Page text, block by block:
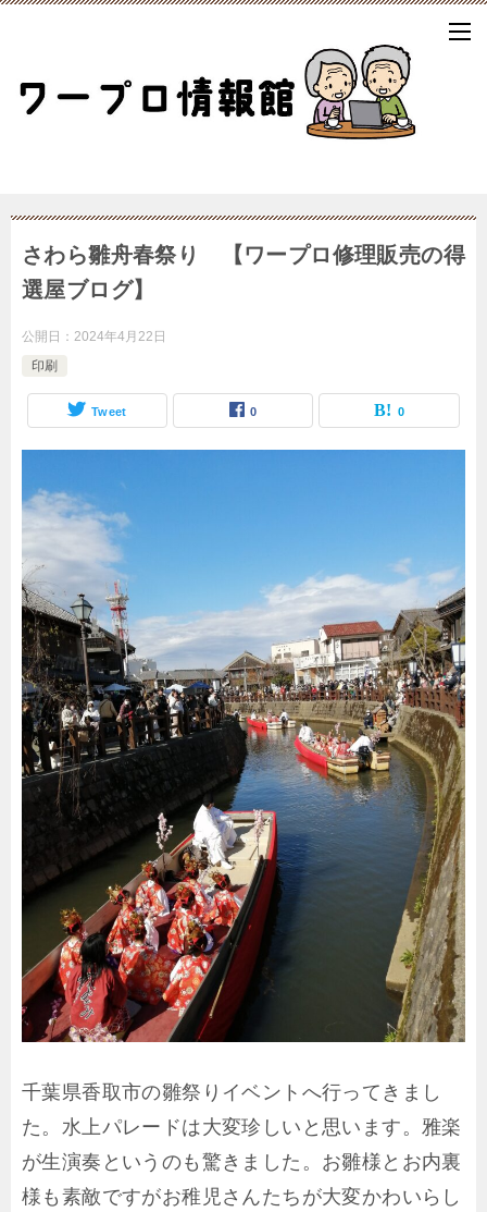
さわら雛舟春祭り 【ワープロ修理販売の得
選屋ブログ】
公開日： 2024年4月22日
印刷
Tweet 0 0
千葉県香取市の雛祭りイベントへ行ってきまし
た。水上パレードは大変珍しいと思います。雅楽
が生演奏というのも驚きました。お雛様とお内裏
様も素敵ですがお稚児さんたちが大変かわいらし